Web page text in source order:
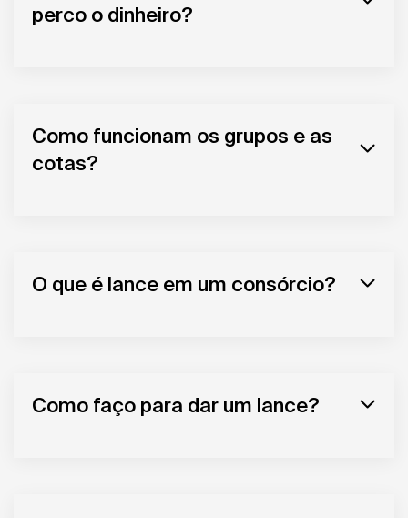
perco o dinheiro?
Como funcionam os grupos e as
cotas?
O que é lance em um consórcio?
Como faço para dar um lance?